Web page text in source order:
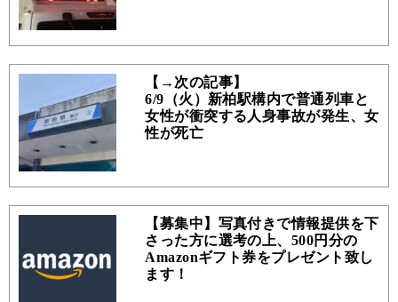
【→次の記事】
6/9（火）新柏駅構内で普通列車と
女性が衝突する人身事故が発生、女
性が死亡
【募集中】写真付きで情報提供を下
さった方に選考の上、500円分の
Amazonギフト券をプレゼント致し
ます！